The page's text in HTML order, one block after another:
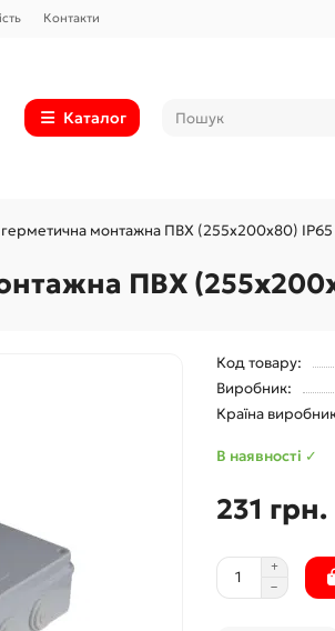
Контакти
Каталог
монтажна ПВХ (255x200x80) IP65
ПВХ
Код товару:
Виробник:
Країна
В наявності ✓
231 грн.